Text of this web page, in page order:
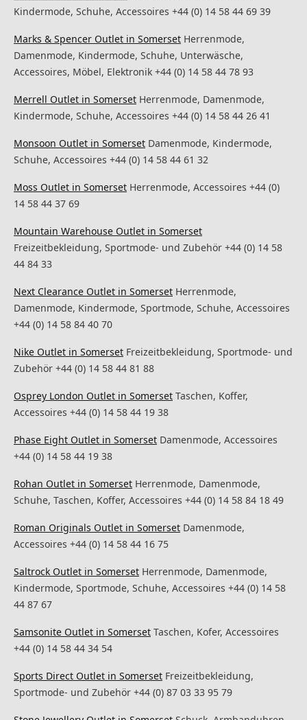
Kindermode, Schuhe, Accessoires +44 (0) 14 58 44 69 39
Marks & Spencer Outlet in Somerset Herrenmode,
Damenmode, Kindermode, Schuhe, Unterwäsche,
Accessoires, Möbel, Elektronik +44 (0) 14 58 44 78 93
Merrell Outlet in Somerset Herrenmode, Damenmode,
Kindermode, Schuhe, Accessoires +44 (0) 14 58 44 26 41
Monsoon Outlet in Somerset Damenmode, Kindermode,
Schuhe, Accessoires +44 (0) 14 58 44 61 32
Moss Outlet in Somerset Herrenmode, Accessoires +44 (0)
14 58 44 37 69
Mountain Warehouse Outlet in Somerset
Freizeitbekleidung, Sportmode- und Zubehör +44 (0) 14 58
44 84 33
Next Clearance Outlet in Somerset Herrenmode,
Damenmode, Kindermode, Sportmode, Schuhe, Accessoires
+44 (0) 14 58 84 40 70
Nike Outlet in Somerset Freizeitbekleidung, Sportmode- und
Zubehör +44 (0) 14 58 44 81 88
Osprey London Outlet in Somerset Taschen, Koffer,
Accessoires +44 (0) 14 58 44 19 38
Phase Eight Outlet in Somerset Damenmode, Accessoires
+44 (0) 14 58 44 19 38
Rohan Outlet in Somerset Herrenmode, Damenmode,
Schuhe, Taschen, Koffer, Accessoires +44 (0) 14 58 84 18 49
Roman Originals Outlet in Somerset Damenmode,
Accessoires +44 (0) 14 58 44 16 75
Saltrock Outlet in Somerset Herrenmode, Damenmode,
Kindermode, Sportmode, Schuhe, Accessoires +44 (0) 14 58
44 87 67
Samsonite Outlet in Somerset Taschen, Kofer, Accessoires
+44 (0) 14 58 44 34 54
Sports Direct Outlet in Somerset Freizeitbekleidung,
Sportmode- und Zubehör +44 (0) 87 03 33 95 79